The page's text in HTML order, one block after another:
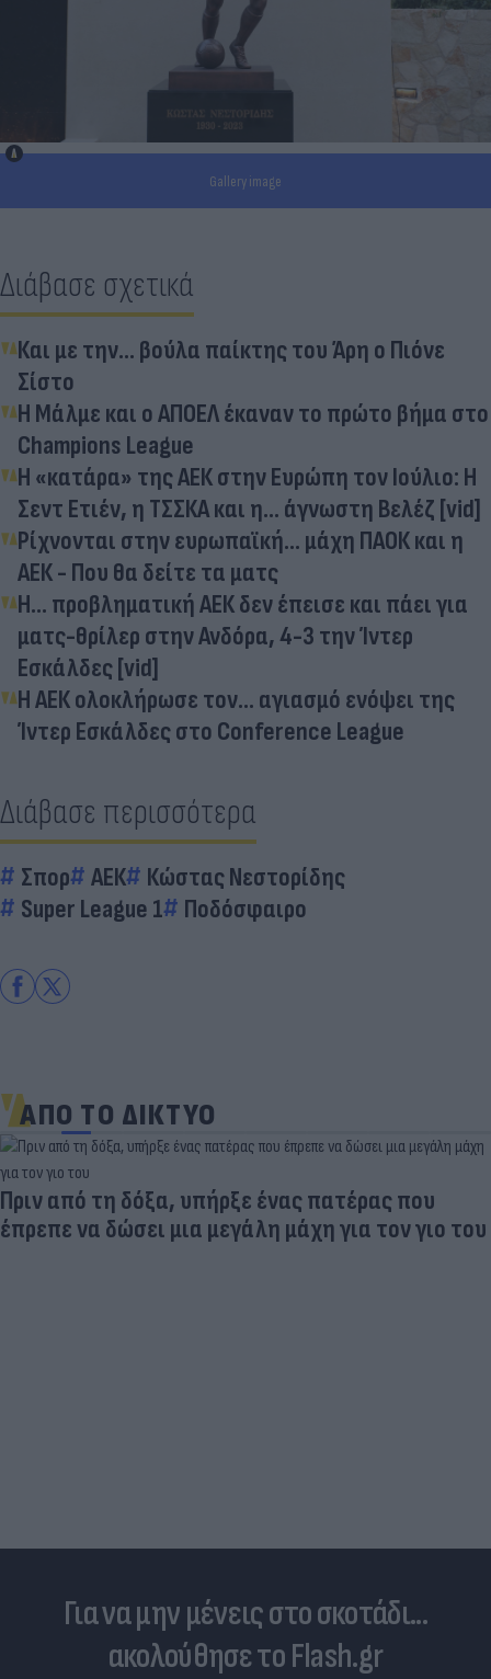
Gallery image
Διάβασε σχετικά
Και με την... βούλα παίκτης του Άρη ο Πιόνε
Σίστο
Η Μάλμε και ο ΑΠΟΕΛ έκαναν το πρώτο βήμα στο
Champions League
Η «κατάρα» της ΑΕΚ στην Ευρώπη τον Ιούλιο: Η
Σεντ Ετιέν, η ΤΣΣΚΑ και η... άγνωστη Βελέζ [vid]
Ρίχνονται στην ευρωπαϊκή... μάχη ΠΑΟΚ και η
ΑΕΚ - Που θα δείτε τα ματς
Η... προβληματική ΑΕΚ δεν έπεισε και πάει για
ματς-θρίλερ στην Ανδόρα, 4-3 την Ίντερ
Εσκάλδες [vid]
Η ΑΕΚ ολοκλήρωσε τον... αγιασμό ενόψει της
Ίντερ Εσκάλδες στο Conference League
Διάβασε περισσότερα
Σπορ ΑΕΚ
Κώστας Νεστορίδης
Super League 1
Ποδόσφαιρο
ΑΠΟ ΤΟ ΔΙΚΤΥΟ
Πριν από τη δόξα, υπήρξε ένας πατέρας που
έπρεπε να δώσει μια μεγάλη μάχη για τον γιο του
Για να μην μένεις στο σκοτάδι...
ακολούθησε το Flash.gr